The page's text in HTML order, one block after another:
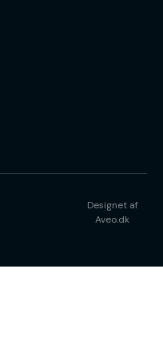
Designet af
Aveo.dk